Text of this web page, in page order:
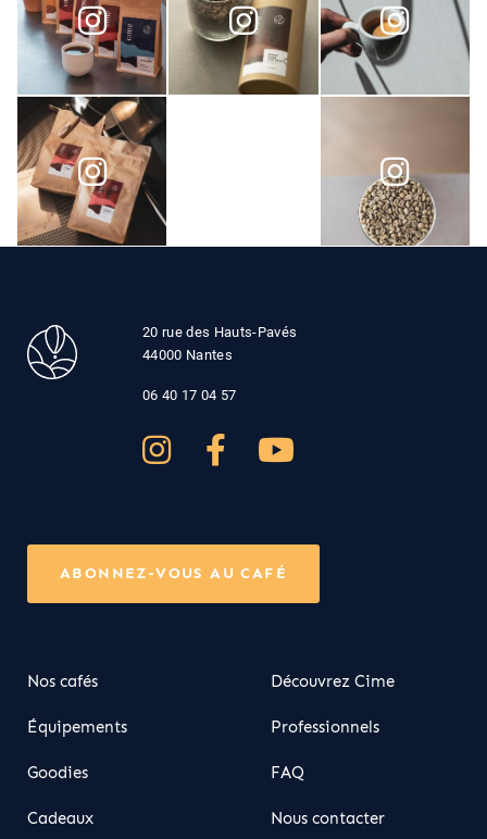
20 rue des Hauts-Pavés
44000 Nantes
06 40 17 04 57
Nos cafés
Équipements
Goodies
Cadeaux
Découvrez Cime
Professionnels
FAQ
Nous contacter
ABONNEZ-VOUS AU CAFÉ